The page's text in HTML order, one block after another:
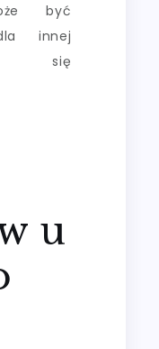
być
innej
się
u